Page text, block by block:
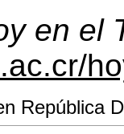
en el
República